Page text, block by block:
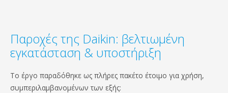
Παροχές της Daikin: βελτιωμένη
εγκατάσταση & υποστήριξη
Το έργο παραδόθηκε ως πλήρες πακέτο έτοιμο για χρήση,
συμπεριλαμβανομένων των εξής: